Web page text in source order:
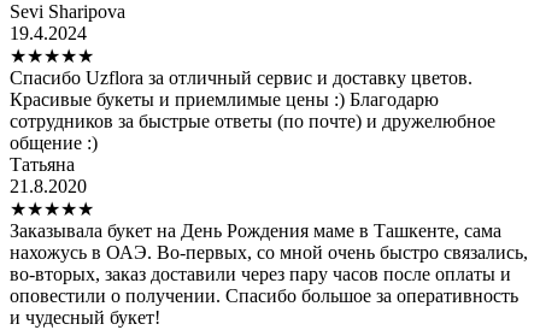
Sevi Sharipova
19.4.2024
★★★★★
Спасибо Uzflora за отличный сервис и доставку цветов.
Красивые букеты и приемлимые цены :) Благодарю
сотрудников за быстрые ответы (по почте) и дружелюбное
общение :)
Татьяна
21.8.2020
★★★★★
Заказывала букет на День Рождения маме в Ташкенте, сама
нахожусь в ОАЭ. Во-первых, со мной очень быстро связались,
во-вторых, заказ доставили через пару часов после оплаты и
оповестили о получении. Спасибо большое за оперативность
и чудесный букет!